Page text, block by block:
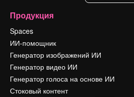
Продукция
Spaces
ИИ-помощник
Генератор изображений ИИ
Генератор видео ИИ
Генератор голоса на основе ИИ
Стоковый контент